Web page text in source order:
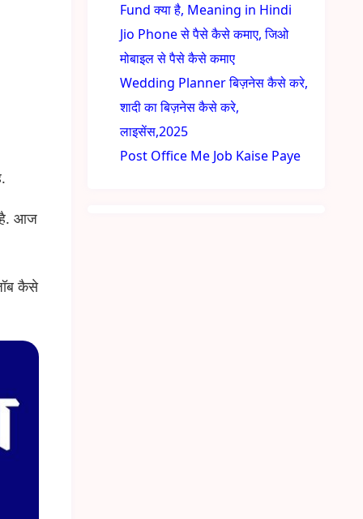
है. आज
कैसे
Fund क्या है, Meaning in Hindi
Jio Phone से पैसे कैसे कमाए, जिओ
मोबाइल से पैसे कैसे कमाए
Wedding Planner बिज़नेस कैसे करे,
शादी का बिज़नेस कैसे करे,
लाइसेंस,2025
Post Office Me Job Kaise Paye